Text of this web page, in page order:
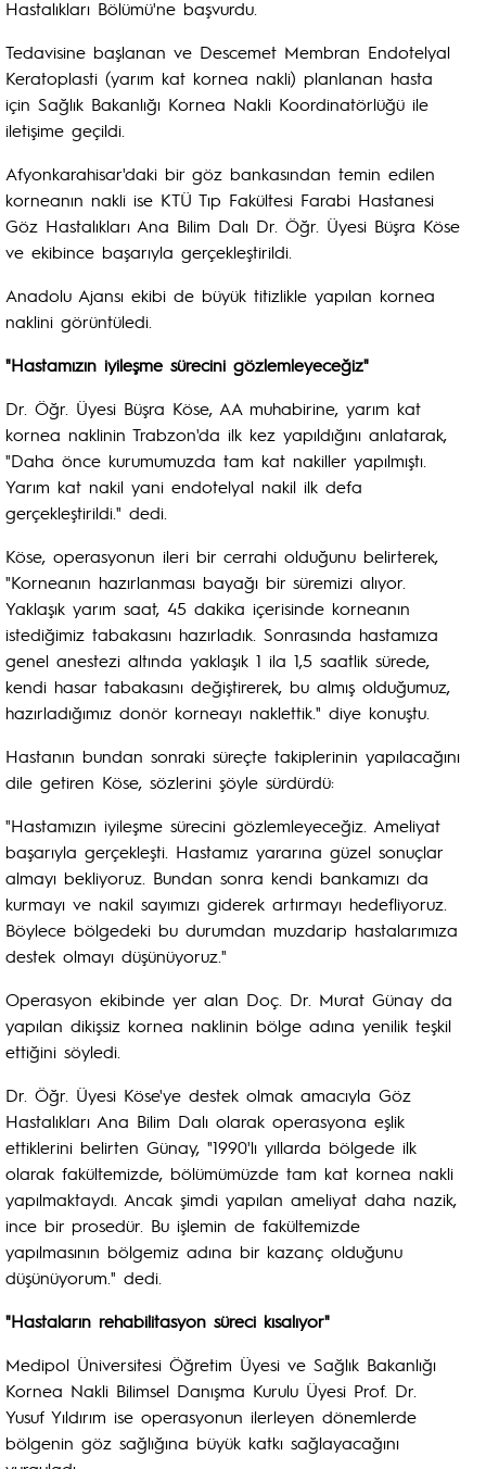
Hastalıkları Bölümü'ne başvurdu.
Tedavisine başlanan ve Descemet Membran Endotelyal
Keratoplasti (yarım kat kornea nakli) planlanan hasta
için Sağlık Bakanlığı Kornea Nakli Koordinatörlüğü ile
iletişime geçildi.
Afyonkarahisar'daki bir göz bankasından temin edilen
korneanın nakli ise KTÜ Tıp Fakültesi Farabi Hastanesi
Göz Hastalıkları Ana Bilim Dalı Dr. Öğr. Üyesi Büşra Köse
ve ekibince başarıyla gerçekleştirildi.
Anadolu Ajansı ekibi de büyük titizlikle yapılan kornea
naklini görüntüledi.
"Hastamızın iyileşme sürecini gözlemleyeceğiz"
Dr. Öğr. Üyesi Büşra Köse, AA muhabirine, yarım kat
kornea naklinin Trabzon'da ilk kez yapıldığını anlatarak,
"Daha önce kurumumuzda tam kat nakiller yapılmıştı.
Yarım kat nakil yani endotelyal nakil ilk defa
gerçekleştirildi." dedi.
Köse, operasyonun ileri bir cerrahi olduğunu belirterek,
"Korneanın hazırlanması bayağı bir süremizi alıyor.
Yaklaşık yarım saat, 45 dakika içerisinde korneanın
istediğimiz tabakasını hazırladık. Sonrasında hastamıza
genel anestezi altında yaklaşık 1 ila 1,5 saatlik sürede,
kendi hasar tabakasını değiştirerek, bu almış olduğumuz,
hazırladığımız donör korneayı naklettik." diye konuştu.
Hastanın bundan sonraki süreçte takiplerinin yapılacağını
dile getiren Köse, sözlerini şöyle sürdürdü:
"Hastamızın iyileşme sürecini gözlemleyeceğiz. Ameliyat
başarıyla gerçekleşti. Hastamız yararına güzel sonuçlar
almayı bekliyoruz. Bundan sonra kendi bankamızı da
kurmayı ve nakil sayımızı giderek artırmayı hedefliyoruz.
Böylece bölgedeki bu durumdan muzdarip hastalarımıza
destek olmayı düşünüyoruz."
Operasyon ekibinde yer alan Doç. Dr. Murat Günay da
yapılan dikişsiz kornea naklinin bölge adına yenilik teşkil
ettiğini söyledi.
Dr. Öğr. Üyesi Köse'ye destek olmak amacıyla Göz
Hastalıkları Ana Bilim Dalı olarak operasyona eşlik
ettiklerini belirten Günay, "1990'lı yıllarda bölgede ilk
olarak fakültemizde, bölümümüzde tam kat kornea nakli
yapılmaktaydı. Ancak şimdi yapılan ameliyat daha nazik,
ince bir prosedür. Bu işlemin de fakültemizde
yapılmasının bölgemiz adına bir kazanç olduğunu
düşünüyorum." dedi.
"Hastaların rehabilitasyon süreci kısalıyor"
Medipol Üniversitesi Öğretim Üyesi ve Sağlık Bakanlığı
Kornea Nakli Bilimsel Danışma Kurulu Üyesi Prof. Dr.
Yusuf Yıldırım ise operasyonun ilerleyen dönemlerde
bölgenin göz sağlığına büyük katkı sağlayacağını